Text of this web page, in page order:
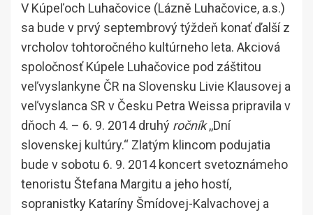
V Kúpeľoch Luhačovice (Lázně Luhačovice, a.s.)
sa bude v prvý septembrový týždeň konať ďalší z
vrcholov tohtoročného kultúrneho leta. Akciová
spoločnosť Kúpele Luhačovice pod záštitou
veľvyslankyne ČR na Slovensku Livie Klausovej a
veľvyslanca SR v Česku Petra Weissa pripravila v
dňoch 4. – 6. 9. 2014 druhý ročník,,Dní
slovenskej kultúry.“ Zlatým klincom podujatia
bude v sobotu 6. 9. 2014 koncert svetoznámeho
tenoristu Štefana Margitu a jeho hostí,
sopranistky Kataríny Šmídovej-Kalvachovej a